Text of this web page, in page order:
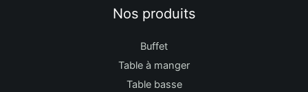
Nos produits
Buffet
Table à manger
Table basse